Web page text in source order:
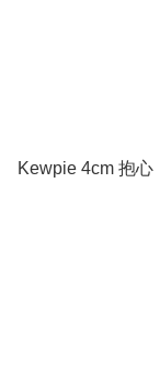
Kewpie 4cm 抱心